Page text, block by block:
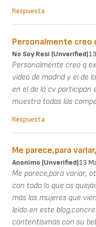
Respuesta
Personalmente creo
No Soy Resi (unverified)
Personalmente creo q
video de madrid y el de
en el de la cv participan
muestra todas las
Respuesta
Me parece,para
Anonimo (unverified)13
Me parece,para variar,
con todo lo que os
más las mujeres que
leído en este
contentísimas con su